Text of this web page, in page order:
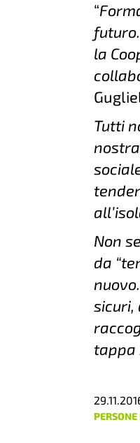
“
la
Tutti
Non
da
sicuri,
tappa
PERSONE